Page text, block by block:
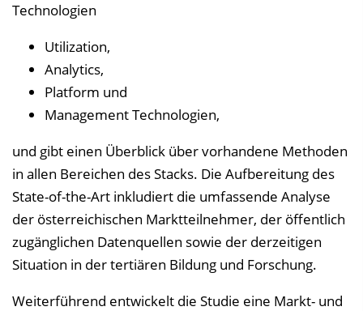
Technologien
Utilization,
Analytics,
Platform und
Management Technologien,
und gibt einen Überblick über vorhandene Methoden
in allen Bereichen des Stacks. Die Aufbereitung des
State-of-the-Art inkludiert die umfassende Analyse
der österreichischen Marktteilnehmer, der öffentlich
zugänglichen Datenquellen sowie der derzeitigen
Situation in der tertiären Bildung und Forschung.
Weiterführend entwickelt die Studie eine Markt- und